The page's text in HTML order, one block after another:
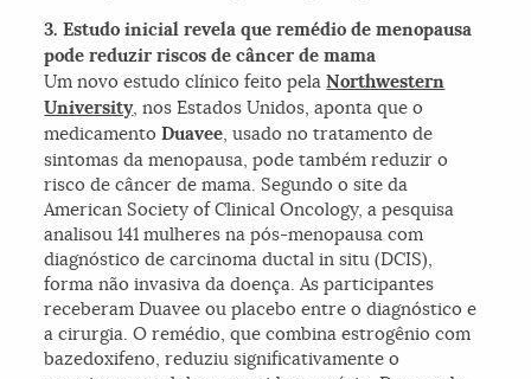
3. Estudo inicial revela que remédio de menopausa
pode reduzir riscos de câncer de mama
Um novo estudo clínico feito pelaNorthwestern
University, nos Estados Unidos, aponta que o
medicamentoDuavee, usado no tratamento de
sintomas da menopausa, pode também reduzir o
risco de câncer de mama. Segundo o site da
American Society of Clinical Oncology, a pesquisa
analisou 141 mulheres na pós-menopausa com
diagnóstico de carcinoma ductal in situ (DCIS),
forma não invasiva da doença. As participantes
receberam Duavee ou placebo entre o diagnóstico e
a cirurgia. O remédio, que combina estrogênio com
bazedoxifeno, reduziu significativamente o